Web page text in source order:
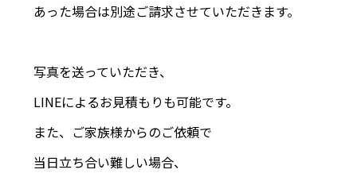
あった場合は別途ご請求させていただきます。
写真を送っていただき、
LINEによるお見積もりも可能です。
また、ご家族様からのご依頼で
当日立ち合い難しい場合、